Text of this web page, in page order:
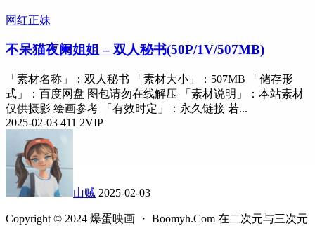
网红正妹
不呆猫夜阑姐姐 – 双人秘书(50P/1V/507MB)
「素材名称」：双人秘书 「素材大小」：507MB 「储存形
式」：百度网盘 图包请勿在线解压 「素材说明」：本站素材
仅供摄影 绘画参考 「有效时定」：永久链接 若...
2025-02-03 411 2VIP
山贼 2025-02-03
Copyright © 2024 爆蛋映画 ・ Boomyh.Com 在二次元与三次元